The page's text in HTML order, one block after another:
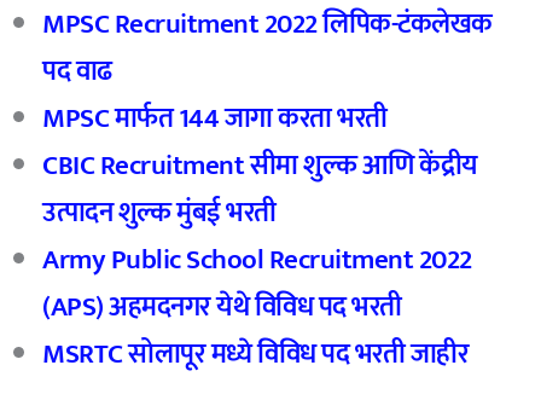
MPSC Recruitment 2022 लिपिक-टंकलेखक
पद वाढ
MPSC मार्फत 144 जागा करता भरती
CBIC Recruitment सीमा शुल्क आणि केंद्रीय
उत्पादन शुल्क मुंबई भरती
Army Public School Recruitment 2022
(APS) अहमदनगर येथे विविध पद भरती
MSRTC सोलापूर मध्ये विविध पद भरती जाहीर